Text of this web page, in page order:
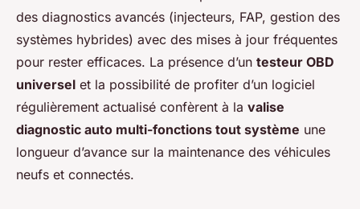
des diagnostics avancés (injecteurs, FAP, gestion des
systèmes hybrides) avec des mises à jour fréquentes
pour rester efficaces. La présence d’un testeur OBD
universel et la possibilité de profiter d’un logiciel
régulièrement actualisé confèrent à la valise
diagnostic auto multi-fonctions tout système une
longueur d’avance sur la maintenance des véhicules
neufs et connectés.